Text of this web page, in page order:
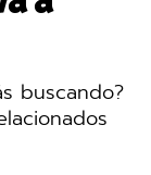
buscando?